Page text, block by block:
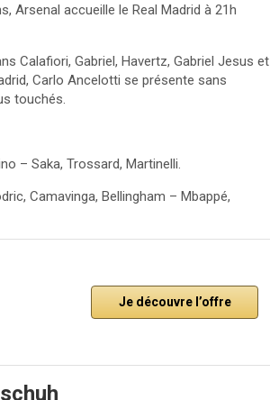
Arsenal accueille le Real Madrid à 21h
Calafiori, Gabriel, Havertz, Gabriel Jesus et
Carlo Ancelotti se présente sans
touchés.
– Saka, Trossard, Martinelli.
Camavinga, Bellingham – Mbappé,
Je découvre l’offre